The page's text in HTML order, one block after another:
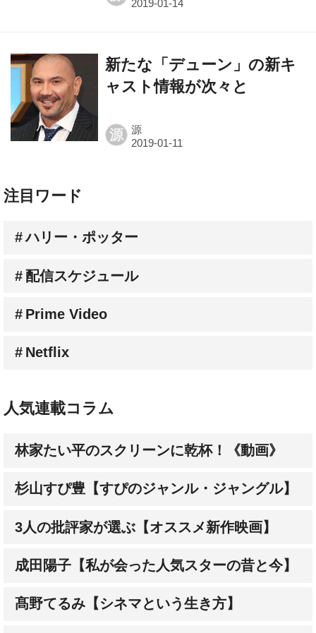
新たな「デューン」の新キ
ャスト情報が次々と
源 源
注目ワード
ハリー・ポッター
配信スケジュール
Prime Video
Netflix
人気連載コラム
林家たい平のスクリーンに乾杯！《動画》
杉山すぴ豊【すぴのジャンル・ジャングル】
3人の批評家が選ぶ【オススメ新作映画】
成田陽子【私が会った人気スターの昔と今】
髙野てるみ【シネマという生き方】